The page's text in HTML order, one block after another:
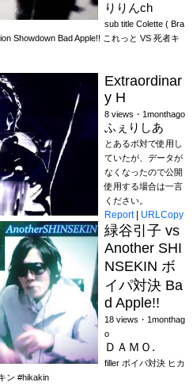
りりんch
sub title Colette ( Bra
Showdown Bad Apple!! これっと VS 死者キ
Extraordinar
y H
8 views・1monthago
ふぇりしあ
とあるボ対で使用し
ていたが、データが
なくなったので公開
使用する場合は一言
ください。
Report| URLCopy
緑谷引子 vs
Another SHI
NSEKIN ボ
イパ対決 Ba
d Apple!!
18 views・1monthag
o
ＤＡＭＯ.
filler ボイパ対決 ヒカ
ン #hikakin